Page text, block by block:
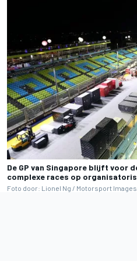
De GP van Singapore blijft voor
complexe races op
Foto door: Lionel Ng / Motorsport Images